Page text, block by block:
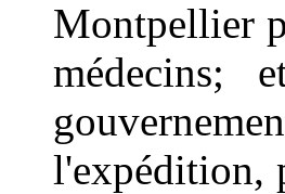
Montpellier
médecins;
l'expédition,